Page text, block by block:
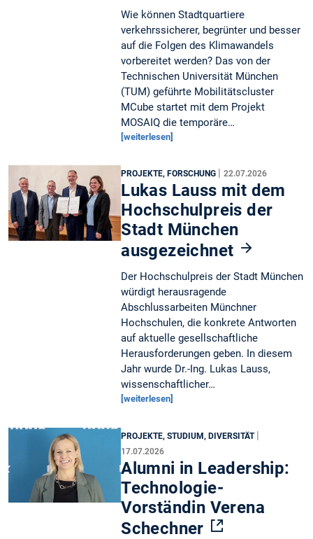
Wie können Stadtquartiere
verkehrssicherer, begrünter und besser
auf die Folgen des Klimawandels
vorbereitet werden? Das von der
Technischen Universität München
(TUM) geführte Mobilitätscluster
MCube startet mit dem Projekt
MOSAIQ die temporäre…
[weiterlesen]
PROJEKTE, FORSCHUNG |22.07.2026
Lukas Lauss mit dem
Hochschulpreis der
Stadt München
ausgezeichnet
Der Hochschulpreis der Stadt München
würdigt herausragende
Abschlussarbeiten Münchner
Hochschulen, die konkrete Antworten
auf aktuelle gesellschaftliche
Herausforderungen geben. In diesem
Jahr wurde Dr.-Ing. Lukas Lauss,
wissenschaftlicher…
[weiterlesen]
PROJEKTE, STUDIUM, DIVERSITÄT |
17.07.2026
Alumni in Leadership:
Technologie-
Vorständin Verena
Schechner